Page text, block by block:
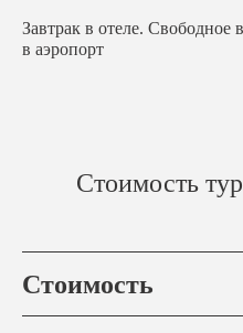
Завтрак в отеле. Свободное
в аэропорт
Стоимость
Стоимость